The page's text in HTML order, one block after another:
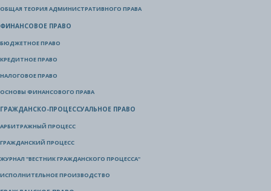
ОБЩАЯ ТЕОРИЯ АДМИНИСТРАТИВНОГО ПРАВА
ФИНАНСОВОЕ ПРАВО
БЮДЖЕТНОЕ ПРАВО
КРЕДИТНОЕ ПРАВО
НАЛОГОВОЕ ПРАВО
ОСНОВЫ ФИНАНСОВОГО ПРАВА
ГРАЖДАНСКО-ПРОЦЕССУАЛЬНОЕ ПРАВО
АРБИТРАЖНЫЙ ПРОЦЕСС
ГРАЖДАНСКИЙ ПРОЦЕСС
ЖУРНАЛ "ВЕСТНИК ГРАЖДАНСКОГО ПРОЦЕССА"
ИСПОЛНИТЕЛЬНОЕ ПРОИЗВОДСТВО